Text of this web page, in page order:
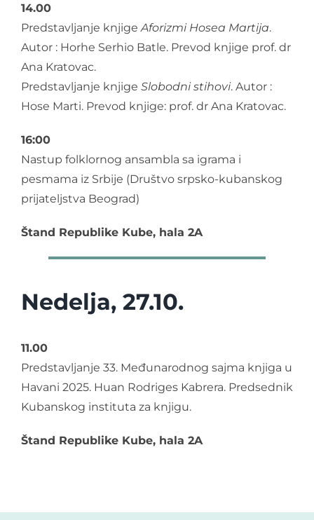
14.00
Predstavljanje knjigeAforizmi Hosea Martija.
Autor : Horhe Serhio Batle. Prevod knjige prof. dr
Ana Kratovac.
Predstavljanje knjige Slobodni stihovi. Autor :
Hose Marti. Prevod knjige: prof. dr Ana Kratovac.
16:00
Nastup folklornog ansambla sa igrama i
pesmama iz Srbije (Društvo srpsko-kubanskog
prijateljstva Beograd)
Štand Republike Kube, hala 2A
Nedelja, 27.10.
11.00
Predstavljanje 33. Međunarodnog sajma knjiga u
Havani 2025. Huan Rodriges Kabrera. Predsednik
Kubanskog instituta za knjigu.
Štand Republike Kube, hala 2A